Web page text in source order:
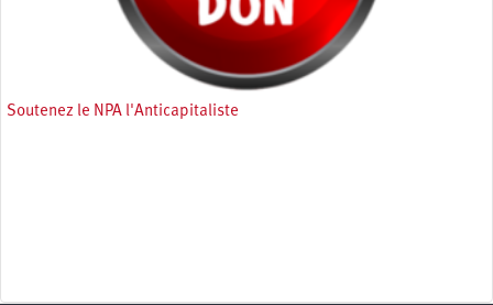
Soutenez le NPA l'Anticapitaliste